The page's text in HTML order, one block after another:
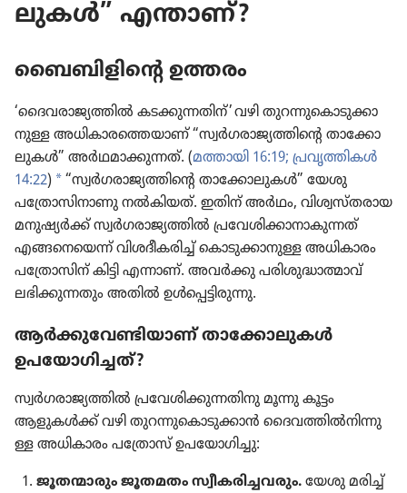
ലു​കൾ” എന്താണ്‌?
ബൈബി​ളി​ന്റെ ഉത്തരം
‘ദൈവ​രാ​ജ്യ​ത്തിൽ കടക്കു​ന്ന​തിന്‌’ വഴി തുറന്നു​കൊ​ടു​ക്കാ​
നുള്ള അധികാ​ര​ത്തെ​യാണ്‌ “സ്വർഗ​രാ​ജ്യ​ത്തി​ന്റെ താക്കോ​
ലു​കൾ” അർഥമാ​ക്കു​ന്നത്‌. (മത്തായി 16:19; പ്രവൃ​ത്തി​കൾ
14:22) a “സ്വർഗ​രാ​ജ്യ​ത്തി​ന്റെ താക്കോ​ലു​കൾ” യേശു
പത്രോ​സി​നാ​ണു നൽകി​യത്‌. ഇതിന്‌ അർഥം, വിശ്വ​സ്‌ത​രാ​യ
മനുഷ്യർക്ക്‌ സ്വർഗ​രാ​ജ്യ​ത്തിൽ പ്രവേ​ശി​ക്കാ​നാ​കു​ന്നത്‌
എങ്ങനെ​യെന്ന്‌ വിശദീ​ക​രിച്ച്‌ കൊടു​ക്കാ​നു​ള്ള അധികാ​രം
പത്രോ​സിന്‌ കിട്ടി എന്നാണ്‌. അവർക്കു പരിശു​ദ്ധാ​ത്മാവ്‌
ലഭിക്കു​ന്ന​തും അതിൽ ഉൾപ്പെ​ട്ടി​രു​ന്നു.
ആർക്കു​വേ​ണ്ടി​യാണ്‌ താക്കോ​ലു​കൾ
ഉപയോ​ഗി​ച്ചത്‌?
സ്വർഗ​രാ​ജ്യ​ത്തിൽ പ്രവേ​ശി​ക്കു​ന്ന​തി​നു മൂന്നു കൂട്ടം
ആളുകൾക്ക്‌ വഴി തുറന്നു​കൊ​ടു​ക്കാൻ ദൈവ​ത്തിൽനി​ന്നു​
ള്ള അധികാ​രം പത്രോസ്‌ ഉപയോ​ഗി​ച്ചു:
ജൂതന്മാ​രും ജൂതമതം സ്വീക​രി​ച്ച​വ​രും. യേശു മരിച്ച്‌